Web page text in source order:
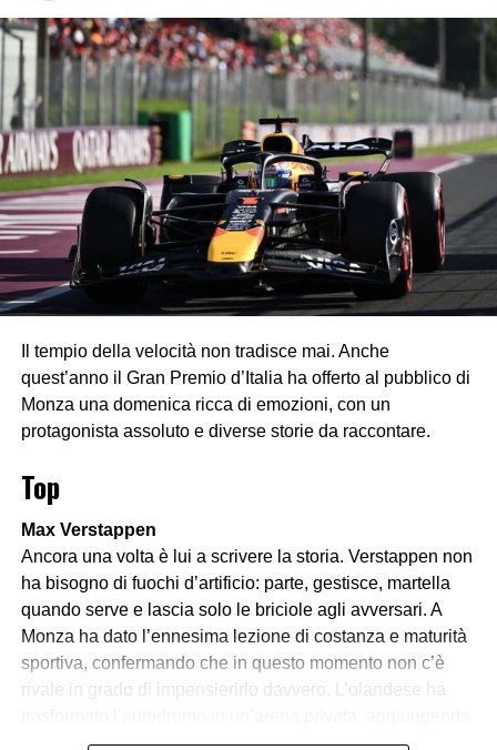
Il tempio della velocità non tradisce mai. Anche
quest’anno il Gran Premio d’Italia ha offerto al pubblico di
Monza una domenica ricca di emozioni, con un
protagonista assoluto e diverse storie da raccontare.
Top
Max Verstappen
Ancora una volta è lui a scrivere la storia. Verstappen non
ha bisogno di fuochi d’artificio: parte, gestisce, martella
quando serve e lascia solo le briciole agli avversari. A
Monza ha dato l’ennesima lezione di costanza e maturità
sportiva, confermando che in questo momento non c’è
rivale in grado di impensierirlo davvero. L’olandese ha
un altro sigillo a una carriera che sembra non conoscere